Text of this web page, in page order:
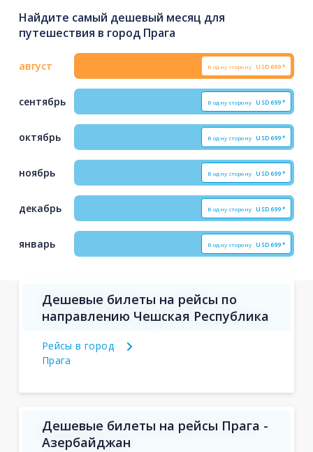
Найдите самый дешевый месяц для
путешествия в город Прага
август В одну сторону USD 699*
сентябрь В одну сторону USD 699*
октябрь В одну сторону USD 699*
ноябрь В одну сторону USD 699*
декабрь В одну сторону USD 699*
январь В одну сторону USD 699*
Дешевые билеты на рейсы по
направлению Чешская Республика
Рейсы в город
Прага
Дешевые билеты на рейсы Прага -
Азербайджан